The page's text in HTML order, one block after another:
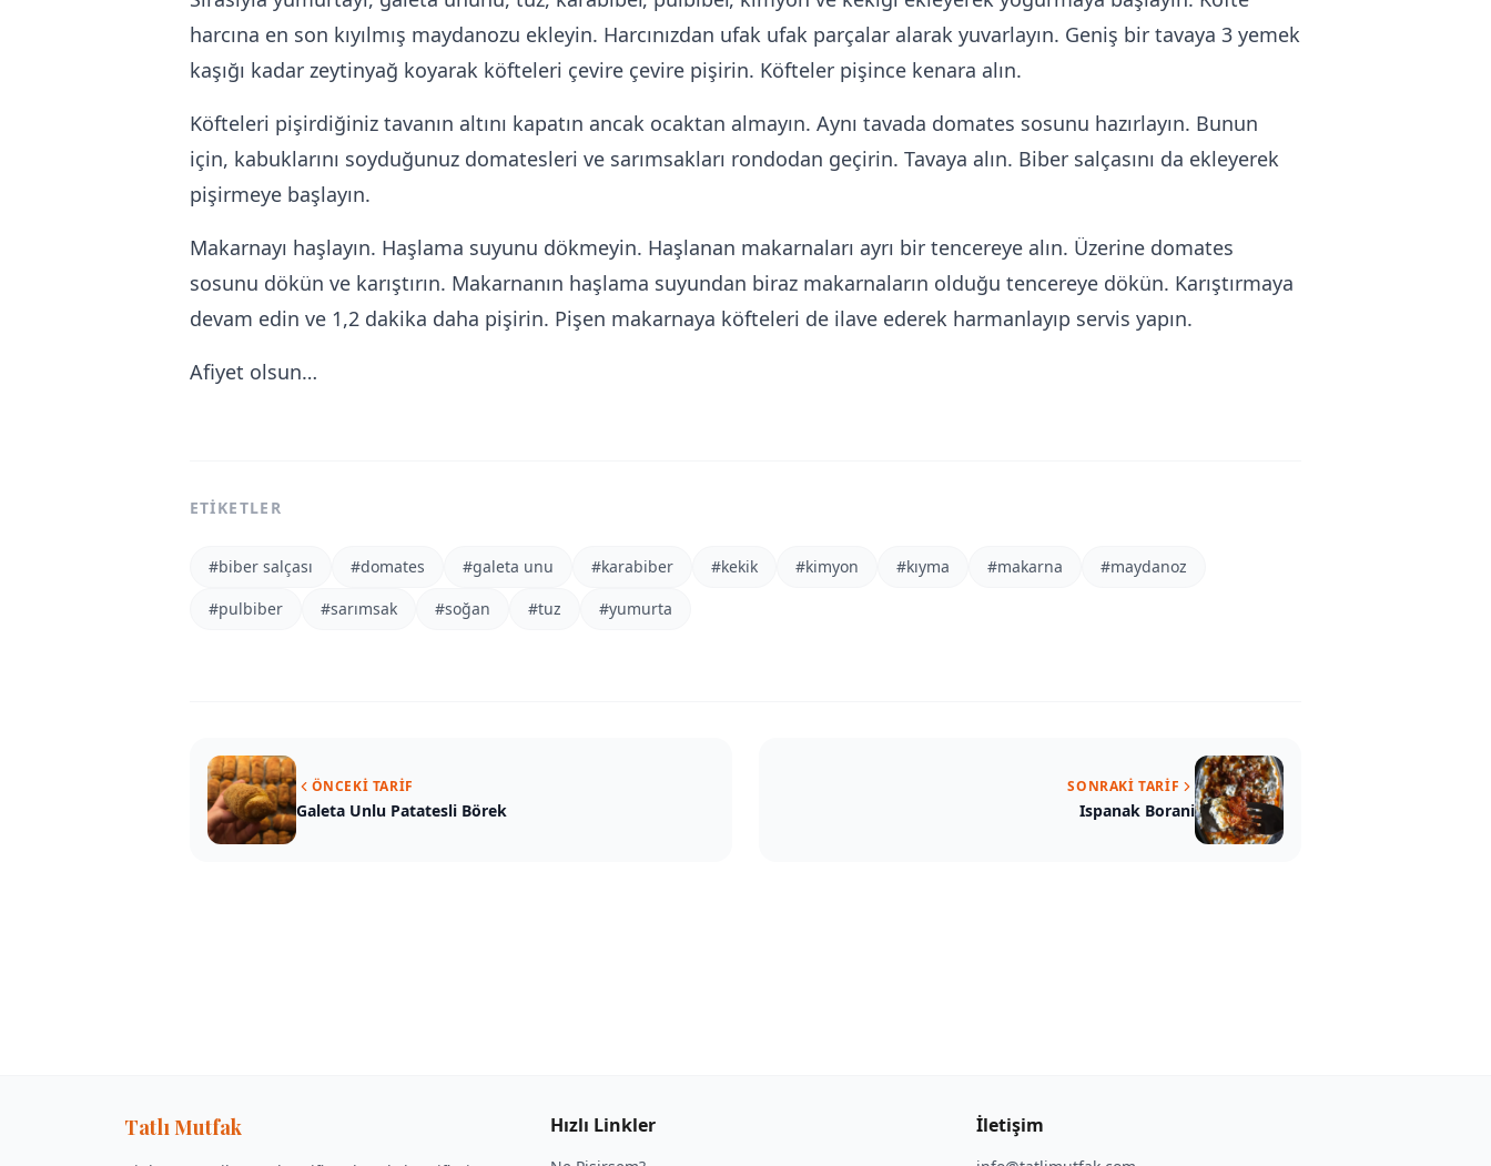
harcına en son kıyılmış maydanozu ekleyin. Harcınızdan ufak ufak parçalar alarak yuvarlayın. Geniş bir tavaya 3 yemek
kaşığı kadar zeytinyağ koyarak köfteleri çevire çevire pişirin. Köfteler pişince kenara alın.
Köfteleri pişirdiğiniz tavanın altını kapatın ancak ocaktan almayın. Aynı tavada domates sosunu hazırlayın. Bunun
için, kabuklarını soyduğunuz domatesleri ve sarımsakları rondodan geçirin. Tavaya alın. Biber salçasını da ekleyerek
pişirmeye başlayın.
Makarnayı haşlayın. Haşlama suyunu dökmeyin. Haşlanan makarnaları ayrı bir tencereye alın. Üzerine domates
sosunu dökün ve karıştırın. Makarnanın haşlama suyundan biraz makarnaların olduğu tencereye dökün. Karıştırmaya
devam edin ve 1,2 dakika daha pişirin. Pişen makarnaya köfteleri de ilave ederek harmanlayıp servis yapın.
Afiyet olsun…
ETIKETLER
#biber salçası #domates #galeta unu #karabiber #kekik #kimyon #kıyma #makarna #maydanoz
#pulbiber #sarımsak #soğan #tuz #yumurta
ÖNCEKI TARIF
Galeta Unlu Patatesli Börek
SONRAKI TARIF
Ispanak Borani
Tatlı Mutfak Hızlı Linkler İletişim